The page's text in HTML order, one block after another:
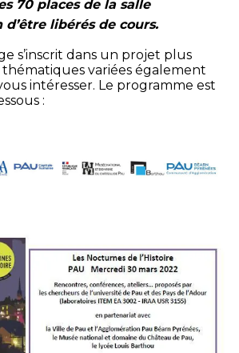
70 places de la salle
libérés de cours.
s’inscrit dans un projet plus
thématiques variées également
intéresser. Le programme est
: